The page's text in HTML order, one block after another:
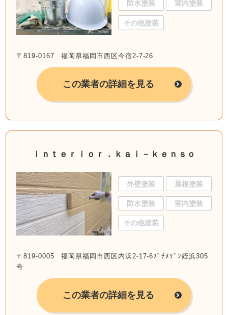
防水塗装 室内塗装
その他塗装
〒819-0167 福岡県福岡市西区今宿2-7-26
この業者の詳細を見る
ｉｎｔｅｒｉｏｒ．ｋａｉ－ｋｅｎｓｏ
外壁塗装 屋根塗装
防水塗装 室内塗装
その他塗装
〒819-0005 福岡県福岡市西区内浜2-17-6ﾌﾟﾁﾒｿﾞﾝ姪浜305
号
この業者の詳細を見る